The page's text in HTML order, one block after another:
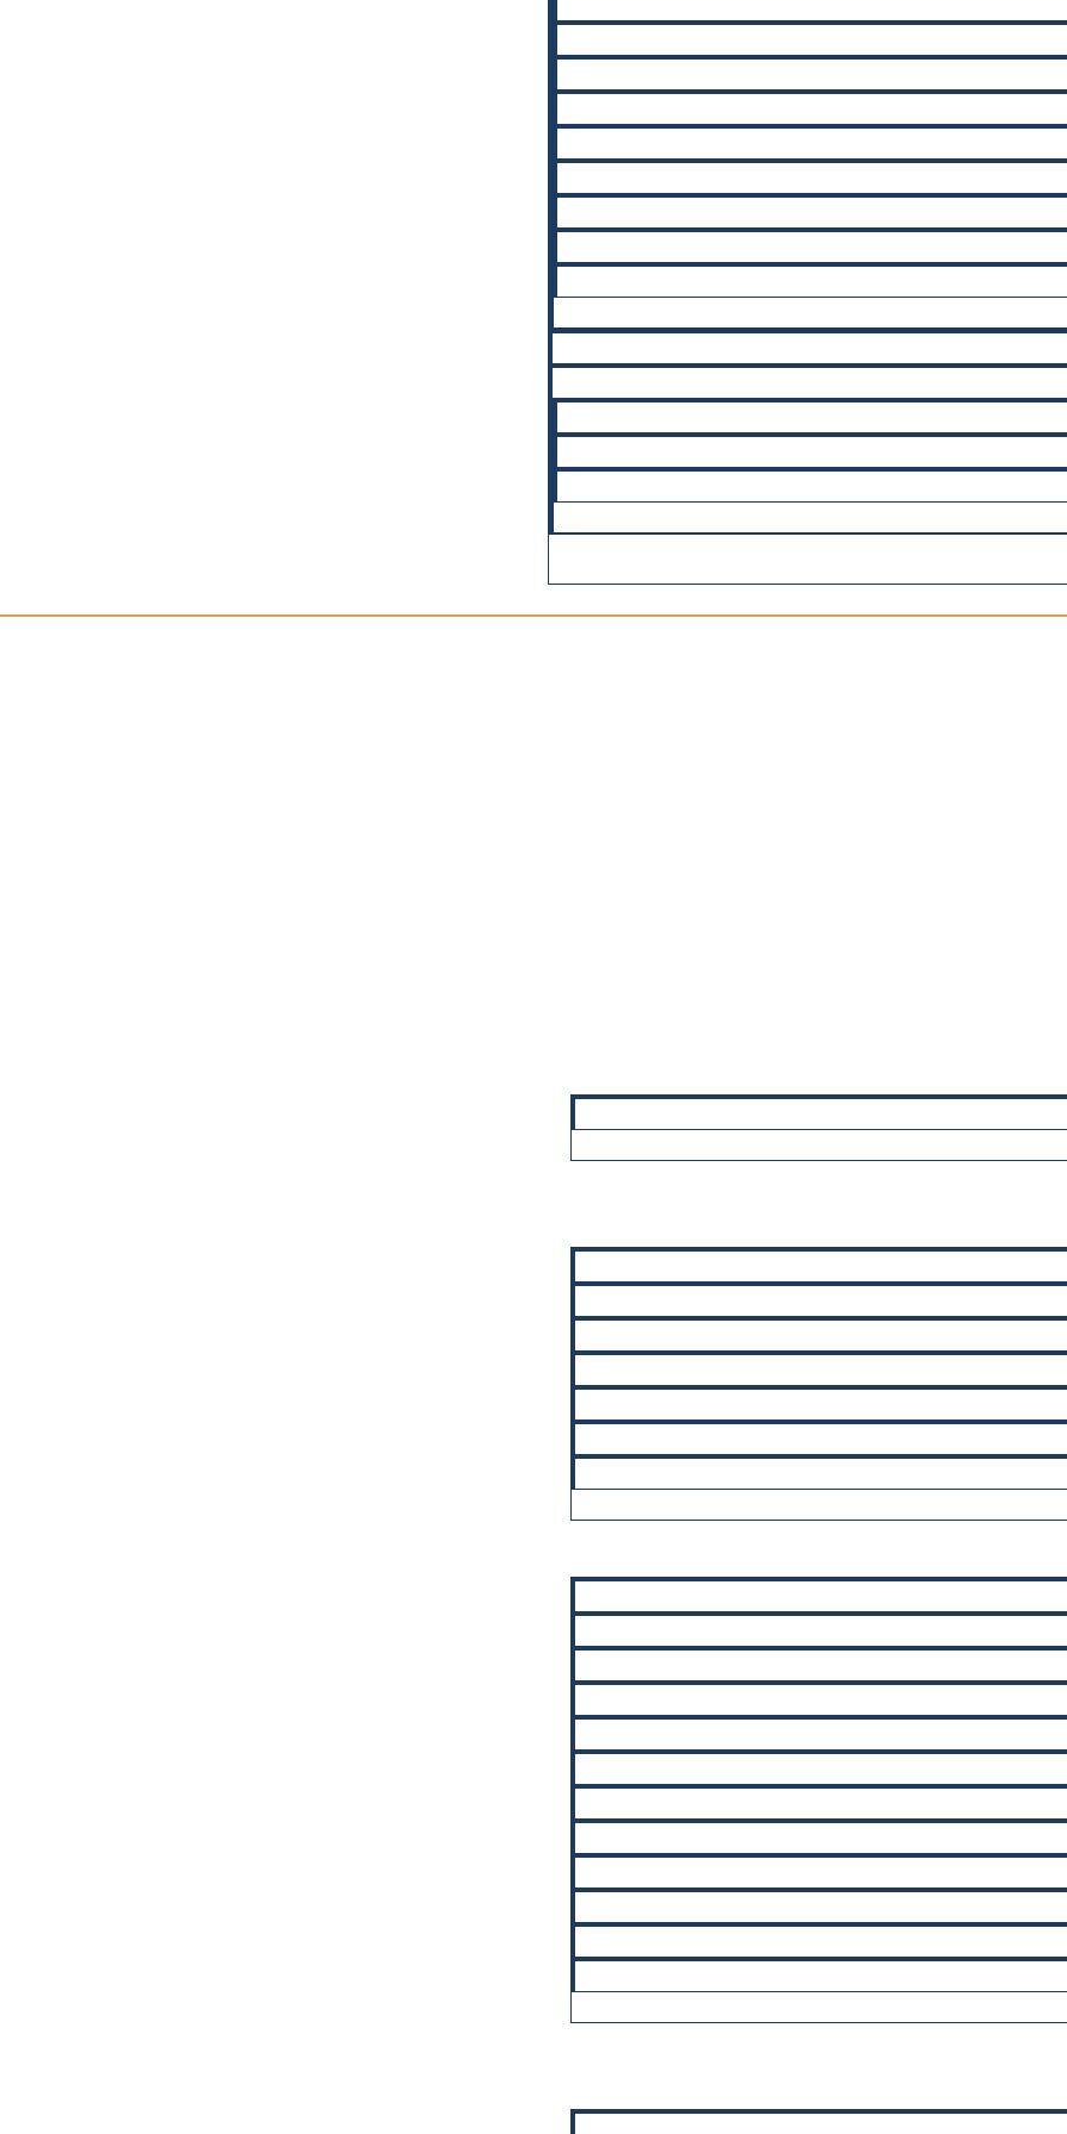
הקטנים, ובאופן כללי היא דורשת לרשום רק את כלל ההכנסות וההוצאות של בית העסק
המוגדרים בחוק. שיטה זו נוגעת להיבטים מורכבים יותר של העסק ודורשת מעקב מדוקדק יותר
שהיא שמתרחשת במסגרת פעילות העסק, ומעבר להכנסות והוצאות העסק ניתן למצוא בה גם את
לספקים ועוד.
חשוב להבין שתיעוד ורישום כל הפעולות החשבוניות בעסק הינם חובה במדינת ישראל לפי התקנות
החלים על העסק שלך בנוגע לניהול ספרים.
ייעוץ עסקי וייעוץ מס.
יחזור אליכם בהקדם האפשרי
בכל עת)